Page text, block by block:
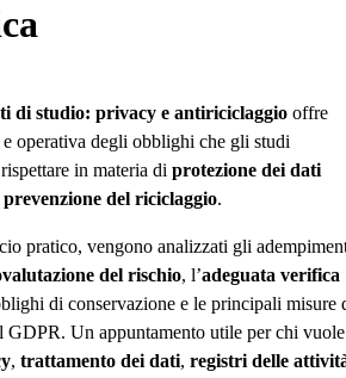
di studio: privacy e antiriciclaggio offre
operativa degli obblighi che gli studi
in materia di protezione dei dati
prevenzione del riciclaggio.
pratico, vengono analizzati gli
del rischio, l’adeguata verifica
di conservazione e le principali misure
GDPR. Un appuntamento utile per chi vuole
, trattamento dei dati, registri delle